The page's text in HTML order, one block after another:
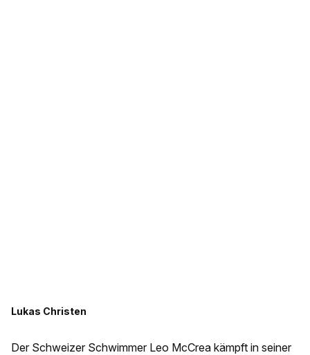
Lukas Christen
Der Schweizer Schwimmer Leo McCrea kämpft in seiner